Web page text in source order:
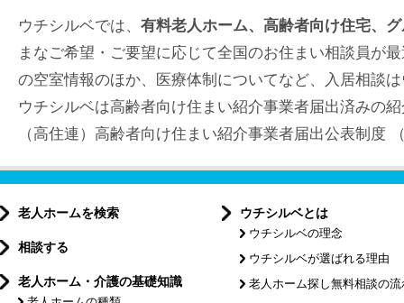
ウチシルベでは、 有料老人ホーム、高齢者向け住宅、
まなご希望・ご要望に応じて全国のお住まい相談員が
の空室情報のほか、医療体制についてなど、入居相談
ウチシルベは高齢者向け住まい紹介事業者届出済みの
（高住連）高齢者向け住まい紹介事業者届出公表制度
老人ホームを検索
相談する
老人ホーム・介護の基礎知識
ウチシルベとは
ウチシルベの理念
ウチシルベが選ばれる理由
老人ホーム探し無料相談の流